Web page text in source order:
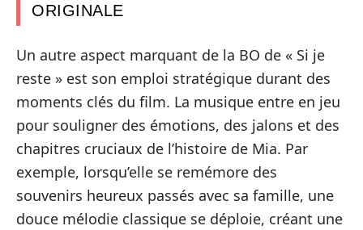
ORIGINALE
Un autre aspect marquant de la BO de « Si je
reste » est son emploi stratégique durant des
moments clés du film. La musique entre en jeu
pour souligner des émotions, des jalons et des
chapitres cruciaux de l’histoire de Mia. Par
exemple, lorsqu’elle se remémore des
souvenirs heureux passés avec sa famille, une
douce mélodie classique se déploie, créant une